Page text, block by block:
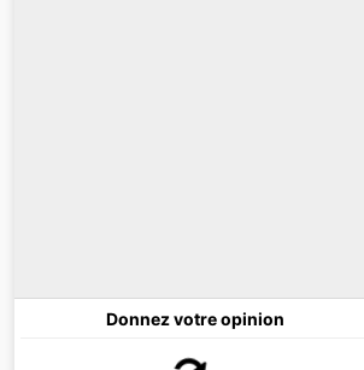
Donnez votre opinion